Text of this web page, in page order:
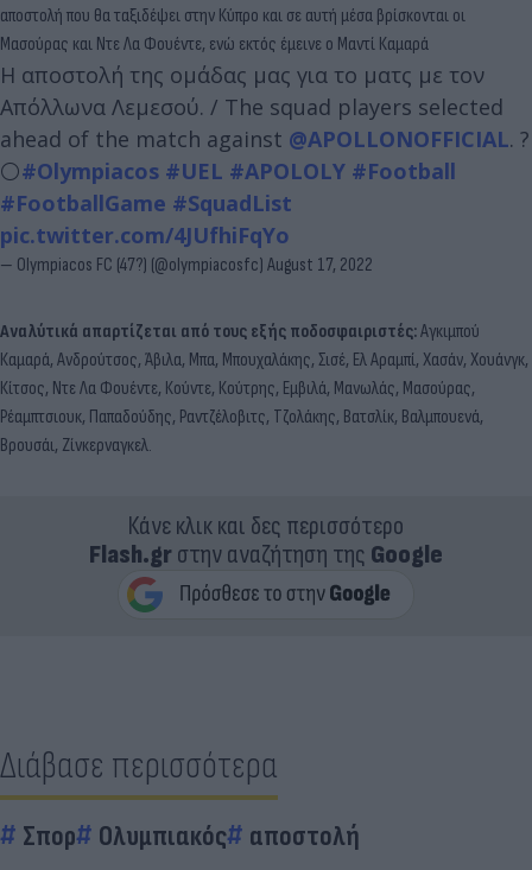
αποστολή που θα ταξιδέψει στην Κύπρο και σε αυτή μέσα βρίσκονται οι
Μασούρας και Ντε Λα Φουέντε, ενώ εκτός έμεινε ο Μαντί Καμαρά
Η αποστολή της ομάδας μας για το ματς με τον
Απόλλωνα Λεμεσού. / The squad players selected
ahead of the match against @APOLLONOFFICIAL. ?
⚪️#Olympiacos #UEL #APOLOLY #Football
#FootballGame #SquadList
pic.twitter.com/4JUfhiFqYo
— Olympiacos FC (47?) (@olympiacosfc) August 17, 2022
Αναλύτικά απαρτίζεται από τους εξής ποδοσφαιριστές:Αγκιμπού
Καμαρά, Ανδρούτσος, Άβιλα, Μπα, Μπουχαλάκης, Σισέ, Ελ Αραμπί, Χασάν, Χουάνγκ,
Κίτσος, Ντε Λα Φουέντε, Κούντε, Κούτρης, Εμβιλά, Μανωλάς, Μασούρας,
Ρέαμπτσιουκ, Παπαδούδης, Ραντζέλοβιτς, Τζολάκης, Βατσλίκ, Βαλμπουενά,
Βρουσάι, Ζίνκερναγκελ.
Κάνε κλικ και δες περισσότερο
Flash.grστην αναζήτηση της Google
Διάβασε περισσότερα
Σπορ Ολυμπιακός αποστολή